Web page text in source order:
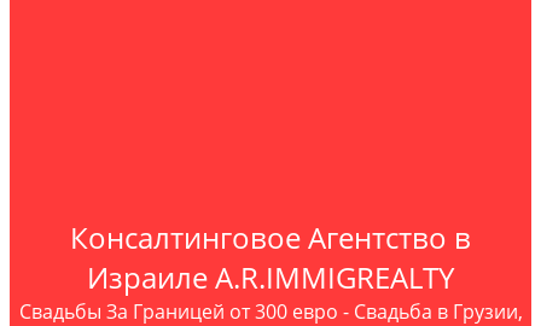
Консалтинговое Агентство в
Израиле A.R.IMMIGREALTY
Свадьбы За Границей от 300 евро - Свадьба в Грузии,